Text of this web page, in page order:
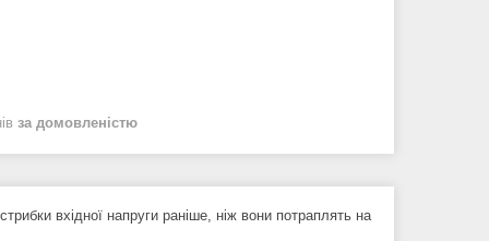
за домовленістю
вхідної напруги раніше, ніж вони потраплять на